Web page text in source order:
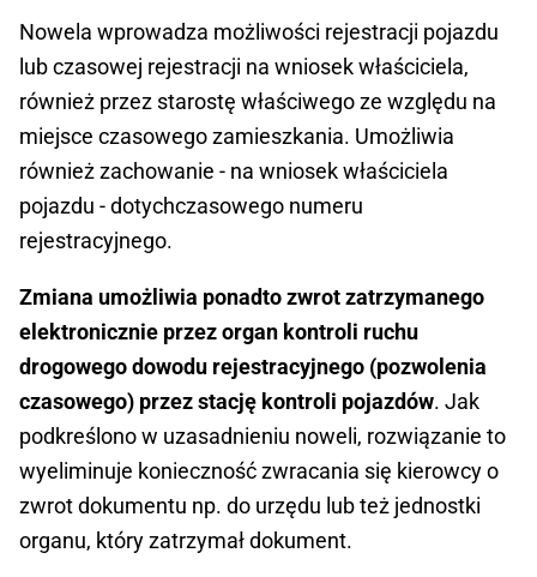
Nowela wprowadza możliwości rejestracji pojazdu
lub czasowej rejestracji na wniosek właściciela,
również przez starostę właściwego ze względu na
miejsce czasowego zamieszkania. Umożliwia
również zachowanie - na wniosek właściciela
pojazdu - dotychczasowego numeru
rejestracyjnego.
Zmiana umożliwia ponadto zwrot zatrzymanego
elektronicznie przez organ kontroli ruchu
drogowego dowodu rejestracyjnego (pozwolenia
czasowego) przez stację kontroli pojazdów. Jak
podkreślono w uzasadnieniu noweli, rozwiązanie to
wyeliminuje konieczność zwracania się kierowcy o
zwrot dokumentu np. do urzędu lub też jednostki
organu, który zatrzymał dokument.